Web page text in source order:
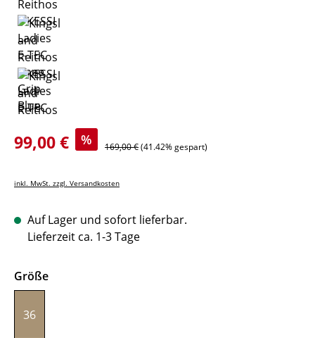
Verkaufspreis:
99,00 € % Regulärer Preis:
169,00 €(41.42% gespart)
inkl. MwSt. zzgl. Versandkosten
Auf Lager und sofort lieferbar.
Lieferzeit ca. 1-3 Tage
Größeauswählen
36